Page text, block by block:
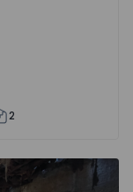
2
- 1575189 - 1